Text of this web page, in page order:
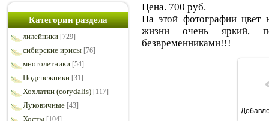
Категории раздела
лилейники [729]
сибирские ирисы [76]
многолетники [54]
Подснежники [31]
Хохлатки (corydalis) [117]
Луковичные [43]
Хосты [104]
Цена. 700 руб.
На этой фотографии цвет
жизни очень яркий,
безвременниками!!!